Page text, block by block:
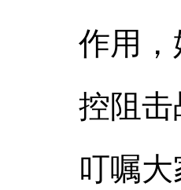
作用
控阻
叮嘱